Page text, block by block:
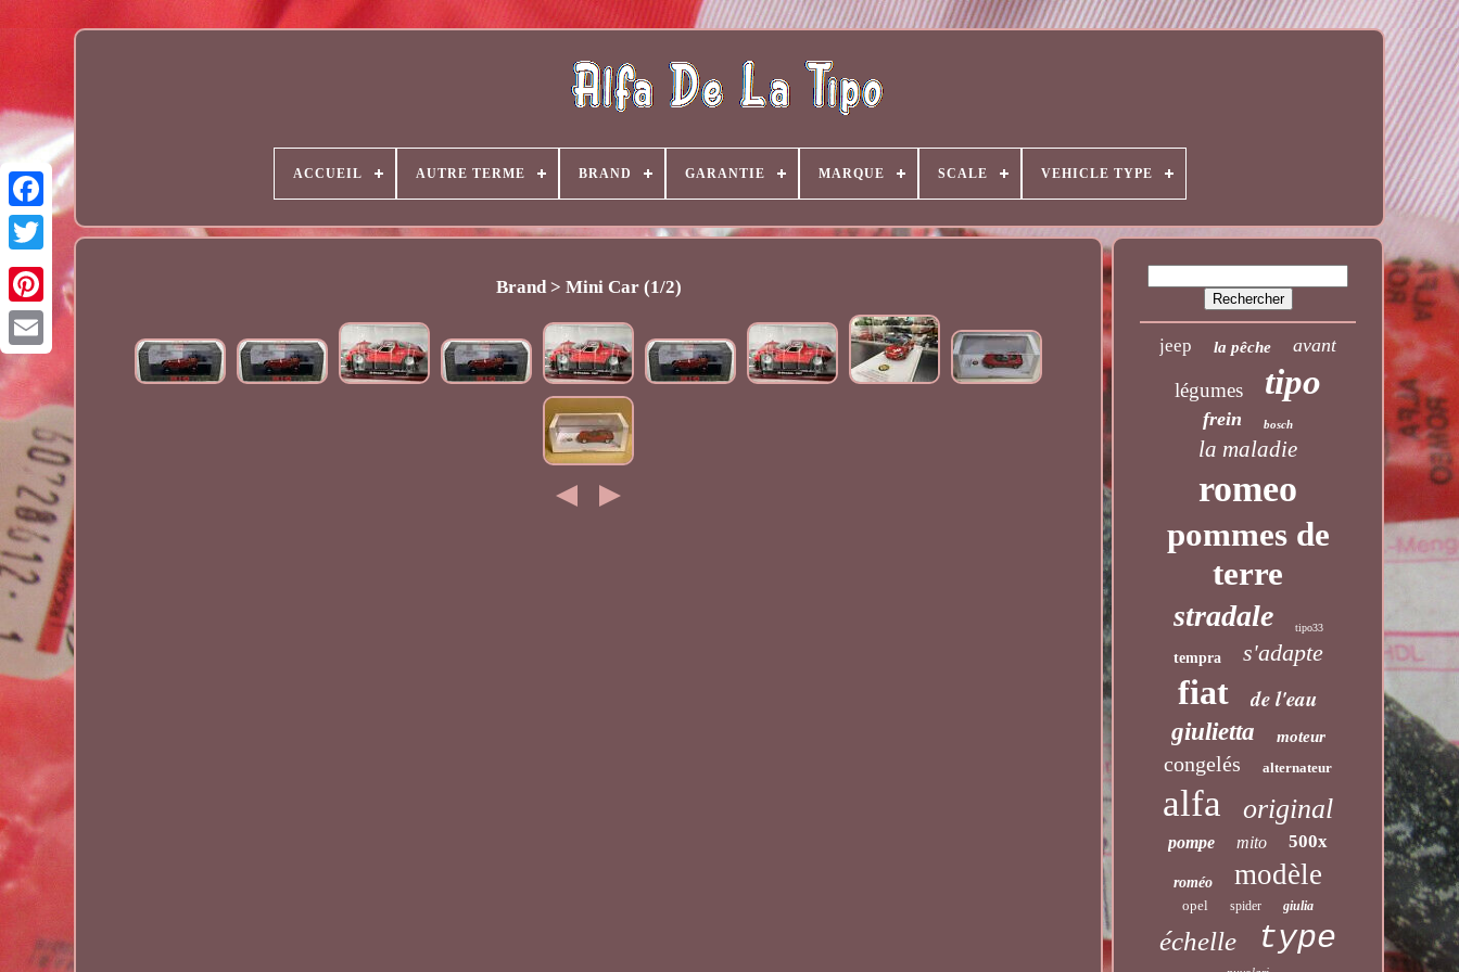
ACCUEIL AUTRE TERME BRAND GARANTIE MARQUE SCALE VEHICLE TYPE
Brand > Mini Car (1/2)
jeep la pêche avant
légumes tipo
frein bosch
la maladie
romeo
pommes de
terre
stradale tipo33
tempra s'adapte
fiat de l'eau
giulietta moteur
congelés alternateur
alfa original
pompe mito 500x
roméo modèle
opel spider giulia
échelle type